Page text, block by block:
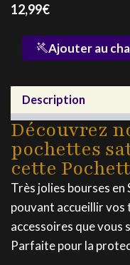
12,99€
quantité
Triple
Lune
Ajouter au
Description
Découvrez
pochettes
cette
Très jolies bourses
pouvant accueillir
accessoires que vous
Parfaite pour la